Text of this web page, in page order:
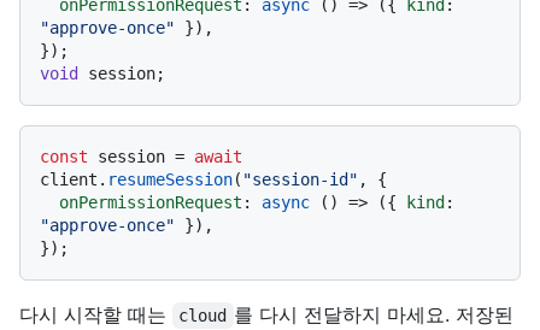
onPermissionRequest : async () => ({ kind
"approve-once" }),
void
const session = await
client. resumeSession( "session-id" , {
onPermissionRequest : async () => ({ kind
"approve-once" }),
다시 시작할 때는 cloud 를 다시 전달하지 마세요. 저장된